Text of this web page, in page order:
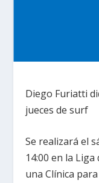
Diego Furiatti
jueces de surf
Se realizará el
14:00 en la
una Clínica